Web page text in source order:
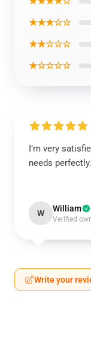
★★★☆☆
★★☆☆☆
★☆☆☆☆
I’m very
needs perfectly.
W William
Verified
Write your